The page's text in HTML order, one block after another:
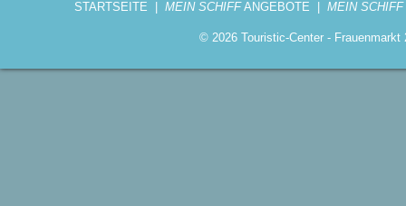
STARTSEITE MEIN SCHIFFANGEBOTE MEIN SCHIFF
© 2026 Touristic-Center -